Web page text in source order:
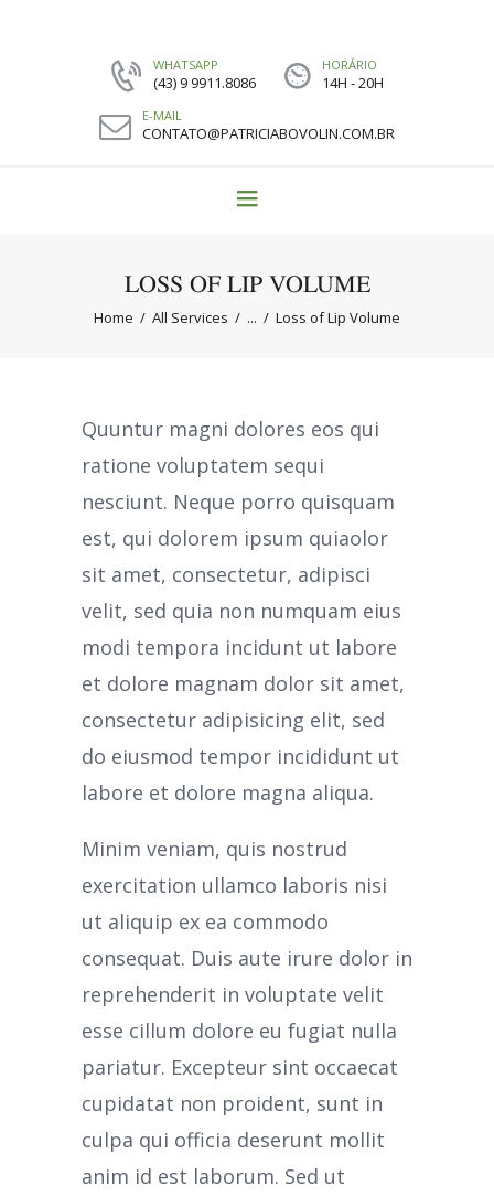
WHATSAPP
(43) 9 9911.8086
HORÁRIO
14H - 20H
E-MAIL
CONTATO@PATRICIABOVOLIN.COM.BR
LOSS OF LIP VOLUME
Home All Services ... Loss of Lip Volume
Quuntur magni dolores eos qui
ratione voluptatem sequi
nesciunt. Neque porro quisquam
est, qui dolorem ipsum quiaolor
sit amet, consectetur, adipisci
velit, sed quia non numquam eius
modi tempora incidunt ut labore
et dolore magnam dolor sit amet,
consectetur adipisicing elit, sed
do eiusmod tempor incididunt ut
labore et dolore magna aliqua.
Minim veniam, quis nostrud
exercitation ullamco laboris nisi
ut aliquip ex ea commodo
consequat. Duis aute irure dolor in
reprehenderit in voluptate velit
esse cillum dolore eu fugiat nulla
pariatur. Excepteur sint occaecat
cupidatat non proident, sunt in
culpa qui officia deserunt mollit
anim id est laborum. Sed ut